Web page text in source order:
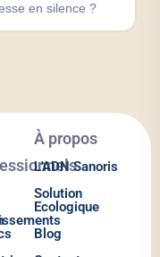
en silence ?
À propos
L'ADN Sanoris
Solution
Ecologique
Blog